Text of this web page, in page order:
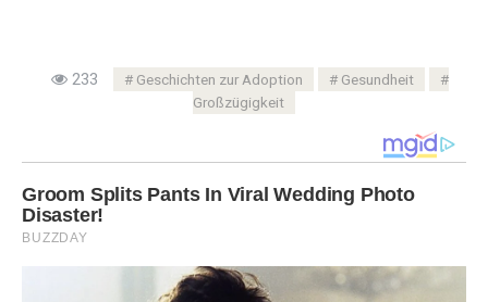
233 Geschichten zur Adoption
Gesundheit
Großzügigkeit